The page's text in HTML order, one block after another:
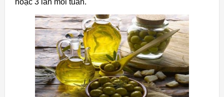
hoặc 3 lần mỗi tuần.